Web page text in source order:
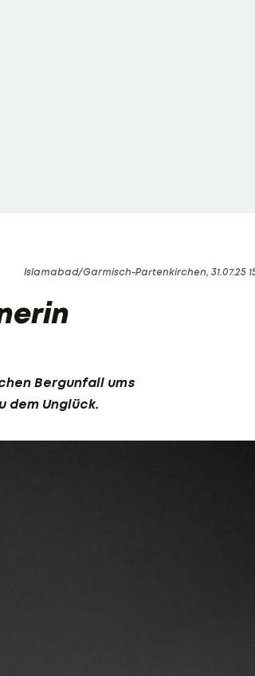
Islamabad/Garmisch-Partenkirchen, 31.07.25
Bergunfall ums
dem Unglück.